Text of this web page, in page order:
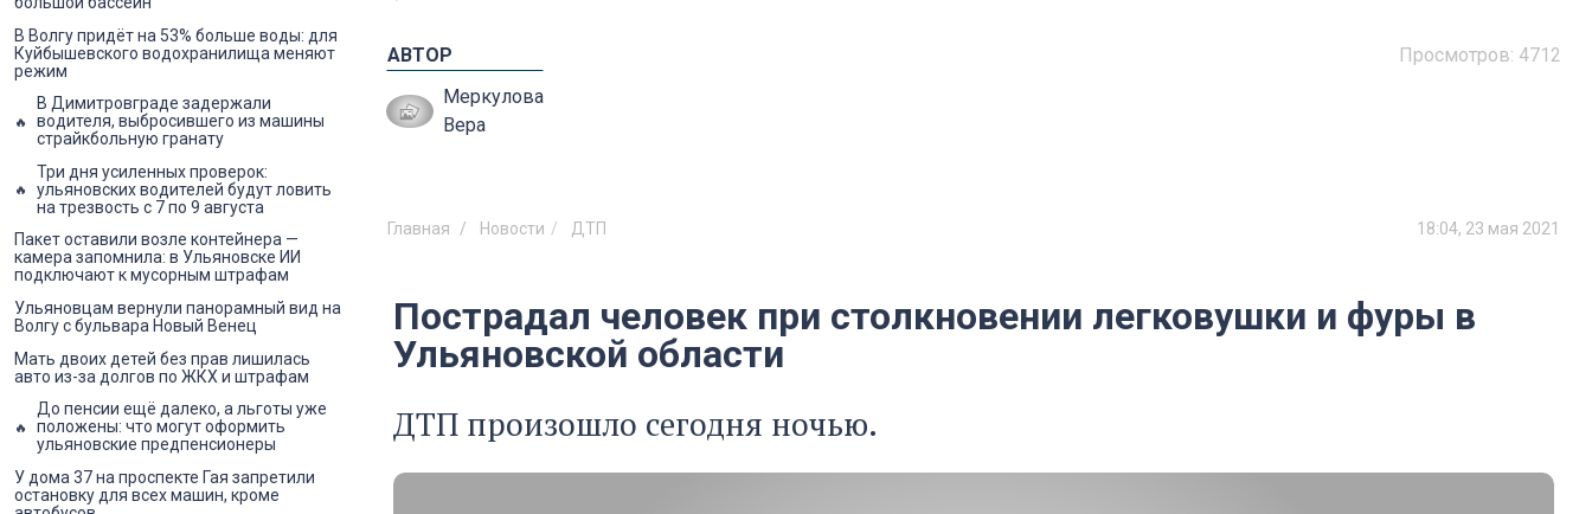
Просмотров: 4712
АВТОР
Меркулова
Вера
Главная Новости ДТП 18:04, 23 мая 2021
Пострадал человек при столкновении легковушки и фуры в
Ульяновской области
ДТП произошло сегодня ночью.
В Волгу придёт на 53% больше воды: для
Куйбышевского водохранилища меняют
режим
В Димитровграде задержали
водителя, выбросившего из машины
страйкбольную гранату
Три дня усиленных проверок:
ульяновских водителей будут ловить
на трезвость с 7 по 9 августа
Пакет оставили возле контейнера —
камера запомнила: в Ульяновске ИИ
подключают к мусорным штрафам
Ульяновцам вернули панорамный вид на
Волгу с бульвара Новый Венец
Мать двоих детей без прав лишилась
авто из-за долгов по ЖКХ и штрафам
До пенсии ещё далеко, а льготы уже
положены: что могут оформить
ульяновские предпенсионеры
У дома 37 на проспекте Гая запретили
остановку для всех машин, кроме